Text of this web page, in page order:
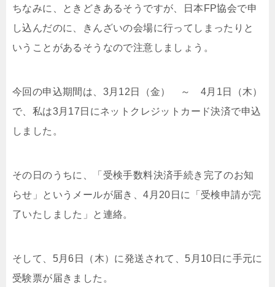
ちなみに、ときどきあるそうですが、日本FP協会で申
し込んだのに、きんざいの会場に行ってしまったりと
いうことがあるそうなので注意しましょう。
今回の申込期間は、3月12日（金） ～ 4月1日（木）
で、私は3月17日にネットクレジットカード決済で申込
しました。
その日のうちに、「受検手数料決済手続き完了のお知
らせ」というメールが届き、4月20日に「受検申請が完
了いたしました」と連絡。
そして、5月6日（木）に発送されて、5月10日に手元に
受験票が届きました。